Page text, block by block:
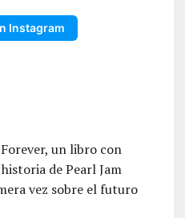
Instagram
un libro con
de Pearl Jam
vez sobre el futuro